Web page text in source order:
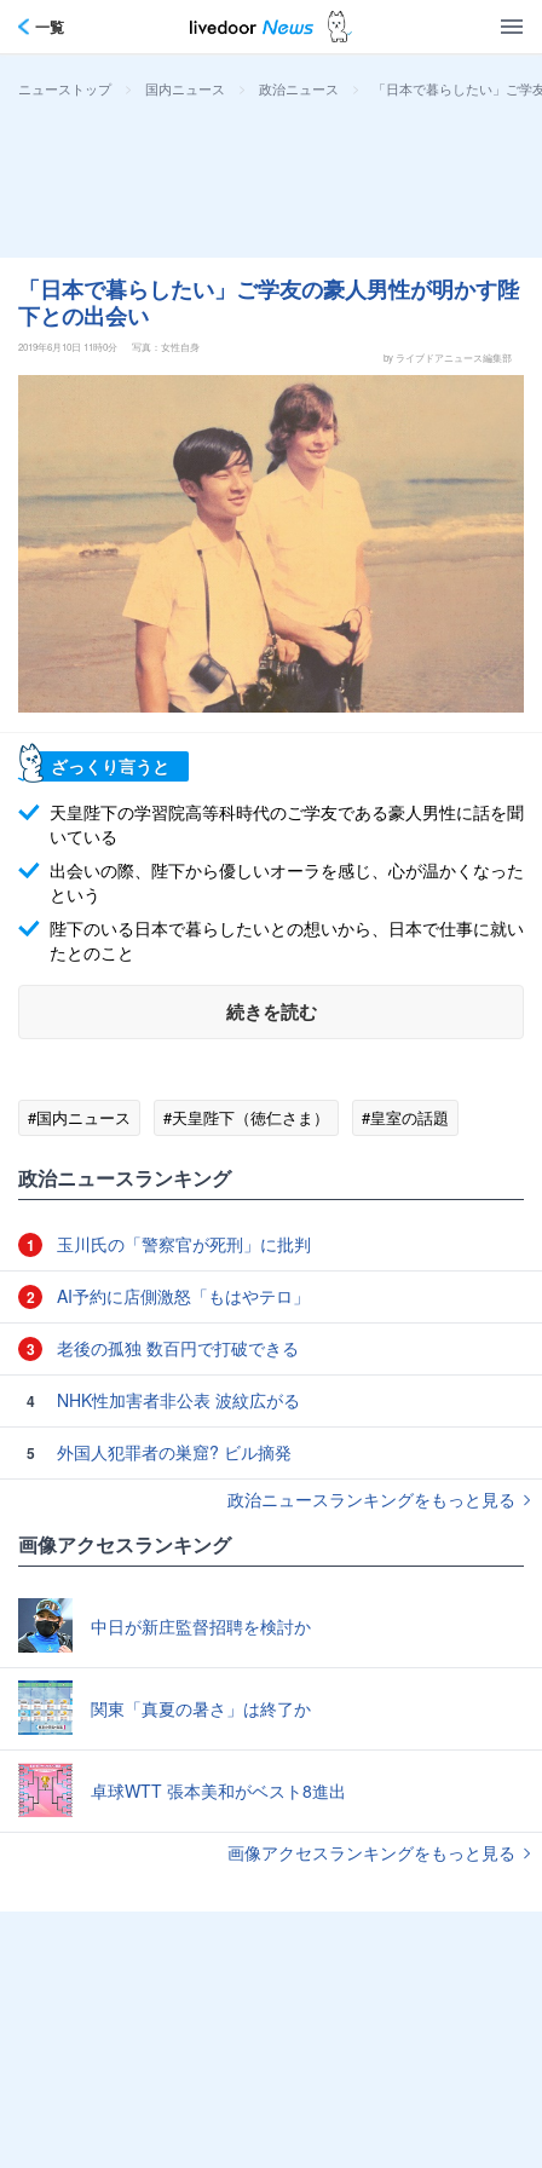
一覧
ニューストップ > 国内ニュース > 政治ニュース > 「日本で暮らしたい」ご
「日本で暮らしたい」ご学友の豪人男性が明かす陛
下との出会い
2019年6月10日 11時0分
写真：女性自身
by ライブドアニュース編集部
ざっくり言うと
天皇陛下の学習院高等科時代のご学友である豪人男性に話を聞
いている
出会いの際、陛下から優しいオーラを感じ、心が温かくなった
という
陛下のいる日本で暮らしたいとの想いから、日本で仕事に就い
たとのこと
続きを読む
#国内ニュース #天皇陛下（徳仁さま） #皇室の話題
政治ニュースランキング
1 玉川氏の「警察官が死刑」に批判
2 AI予約に店側激怒「もはやテロ」
3 老後の孤独 数百円で打破できる
4 NHK性加害者非公表 波紋広がる
5
外国人犯罪者の巣窟? ビル摘発
政治ニュースランキングをもっと見る
画像アクセスランキング
中日が新庄監督招聘を検討か
関東「真夏の暑さ」は終了か
卓球WTT 張本美和がベスト8進出
画像アクセスランキングをもっと見る